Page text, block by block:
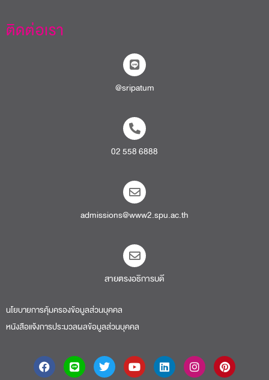
ติดต่อเรา
@sripatum
02 558 6888
admissions@www2.spu.ac.th
สายตรงอธิการบดี​
นโยบายการคุ้มครองข้อมูลส่วนบุคคล
หนังสือแจ้งการประมวลผลข้อมูลส่วนบุคคล